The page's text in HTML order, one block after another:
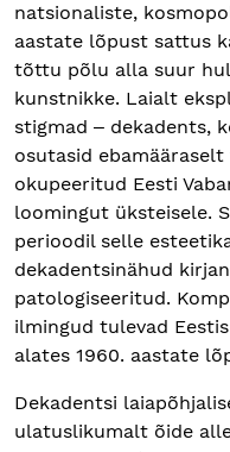
natsionaliste,
aastate lõpust sattus
tõttu põlu alla suur
kunstnikke. Laialt
stigmad ‒ dekadents,
osutasid
okupeeritud Eesti
loomingut üksteisele.
perioodil selle
dekadentsinähud
patologiseeritud.
ilmingud tulevad
alates 1960. aastate
Dekadentsi
ulatuslikumalt õide